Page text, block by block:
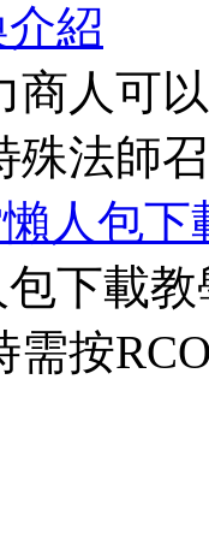
紹
商人可
殊法師
人包下
下載
需按